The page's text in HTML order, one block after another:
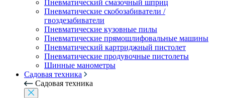
Пневматический смазочный шприц
Пневматические скобозабиватели /
гвоздезабиватели
Пневматические кузовные пилы
Пневматические прямошлифовальные машины
Пневматический картриджный пистолет
Пневматические продувочные пистолеты
Шинные манометры
Садовая техника
Садовая техника